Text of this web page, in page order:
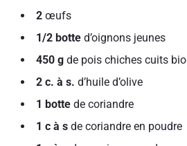
2œufs
1/2 botte d’oignons jeunes
450 g de pois chiches cuits bio
2 c. à s. d’huile d’olive
1 botte de coriandre
1 c à s de coriandre en poudre